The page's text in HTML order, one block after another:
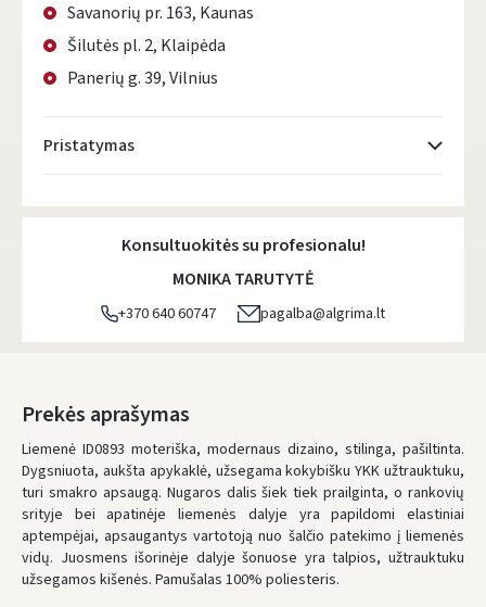
Savanorių pr. 163, Kaunas
Šilutės pl. 2, Klaipėda
Panerių g. 39, Vilnius
Pristatymas
Atsiėmimo taškai- 0.00 €
DPD kurjeris- 5.00 €
DPD paštomatai- 4.00 €
UŽSAKYMUS NUO80 € PRISTATOME NEMOKAMAI!
IKI NEMOKAMO PRISTATYMO TRŪKSTA:80 €
* Pristatymo terminai yra preliminarūs ir gali priklausyti nuo kurjerių
užimtumo.
Konsultuokitės su profesionalu!
MONIKA TARUTYTĖ
+370 640 60747 pagalba@algrima.lt
Prekės aprašymas
Liemenė ID0893 moteriška, modernaus dizaino, stilinga, pašiltinta.
Dygsniuota, aukšta apykaklė, užsegama kokybišku YKK užtrauktuku,
turi smakro apsaugą. Nugaros dalis šiek tiek prailginta, o rankovių
srityje bei apatinėje liemenės dalyje yra papildomi elastiniai
aptempėjai, apsaugantys vartotoją nuo šalčio patekimo į liemenės
vidų. Juosmens išorinėje dalyje šonuose yra talpios, užtrauktuku
užsegamos kišenės. Pamušalas 100% poliesteris.